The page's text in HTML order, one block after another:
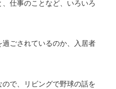
仕事のことなど、いろいろ
ごされているのか、入居者
で、リビングで野球の話を